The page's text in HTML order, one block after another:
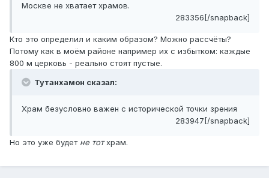
Москве не хватает храмов.
283356[/snapback]
Кто это определил и каким образом? Можно рассчёты?
Потому как в моём районе например их с избытком: каждые
800 м церковь - реально стоят пустые.
Тутанхамон сказал:
Храм безусловно важен с исторической точки зрения
283947[/snapback]
Но это уже будет не тотхрам.